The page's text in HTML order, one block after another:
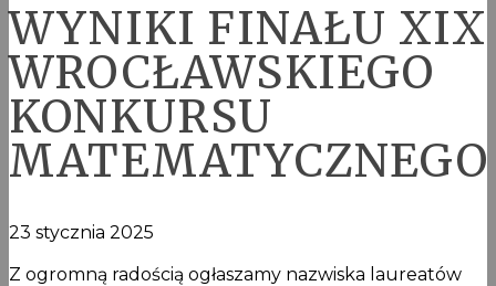
WYNIKI FINAŁU XIX
WROCŁAWSKIEGO
KONKURSU
MATEMATYCZNEGO
23 stycznia 2025
Z ogromną radością ogłaszamy nazwiska laureatów